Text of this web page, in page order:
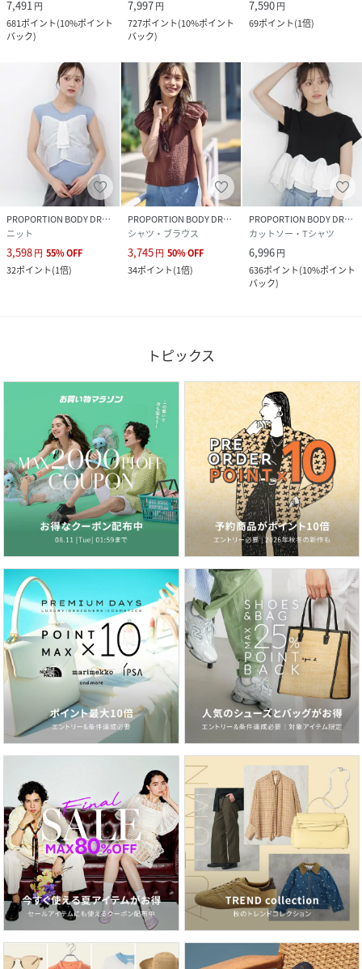
7,491円
681ポイント(10%ポイント
バック)
7,997円
727ポイント(10%ポイント
バック)
7,590円
69ポイント(1倍)
PROPORTION BODY DRESSING
ニット
3,598円 55%OFF
32ポイント(1倍)
PROPORTION BODY DRESSING
シャツ・ブラウス
3,745円 50%OFF
34ポイント(1倍)
PROPORTION BODY DRESSING
カットソー・Tシャツ
6,996円
636ポイント(10%ポイント
バック)
トピックス